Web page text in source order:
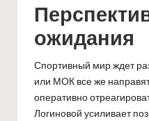
ожидания
Спортивный мир ждет
или МОК все же
оперативно
Логиновой усиливает